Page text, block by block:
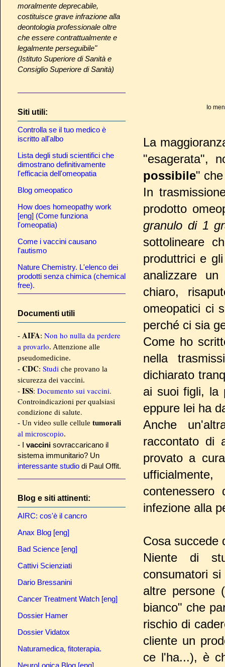
Io
La
"esagerata",
possibile"
In
prodotto
granulo di 1
sottolineare
produttrici e
analizzare
chiaro,
omeopatici ci
perché ci sia
Come ho
nella
dichiarato
ai suoi figli, la
eppure lei ha
Anche
raccontato di
provato a
infezione alla
Cosa succede
Niente di
consumatori
altre persone
bianco" che
rischio di
cliente un
ce l'ha...), è
moralmente deprecabile,
costituisce grave infrazione alla
deontologia professionale oltre
che essere contrattualmente e
legalmente perseguibile"
(Istituto Superiore di Sanità e
Consiglio Superiore di Sanità)
Siti utili:
Controlla se il tuo medico è
iscritto all'albo
Lista degli studi scientifici che
dimostrano definitivamente
l'efficacia dell'omeopatia
Blog omeopatico
How does homeopathy work
[eng] (Come funziona
l'omeopatia)
Come i vaccini causano
l'autismo
Nature Chemistry. L'elenco dei
prodotti senza chimica (chemical
free).
Documenti utili
- AIFA: Non ho nulla da perdere
a provarlo. Attenzione alle
pseudomedicine.
- CDC: Studi che provano la
sicurezza dei vaccini.
- ISS: Documento sui vaccini.
Controindicazioni per qualsiasi
condizione di salute.
- Un video sulle cellule tumorali
al microscopio.
- I vaccini sovraccaricano il
sistema immunitario? Un
interessante studio di Paul Offit.
Blog e siti attinenti:
AIRC: cos'è il cancro
Anax Blog [eng]
Bad Science [eng]
Cattivi Scienziati
Dario Bressanini
Cancer Treatment Watch [eng]
Dossier Hamer
Dossier Vidatox
Naturamedica, fitoterapia.
NeuroLogica Blog [eng]